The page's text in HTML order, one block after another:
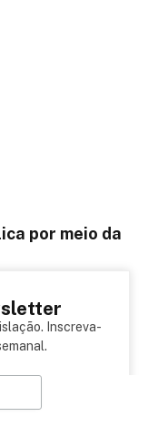
por meio da
Inscreva-